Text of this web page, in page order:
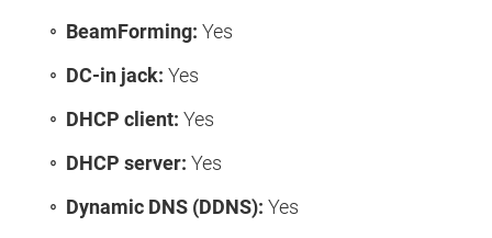
BeamForming: Yes
DC-in jack: Yes
DHCP client: Yes
DHCP server: Yes
Dynamic DNS (DDNS): Yes